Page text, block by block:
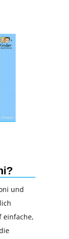
und
einfache,